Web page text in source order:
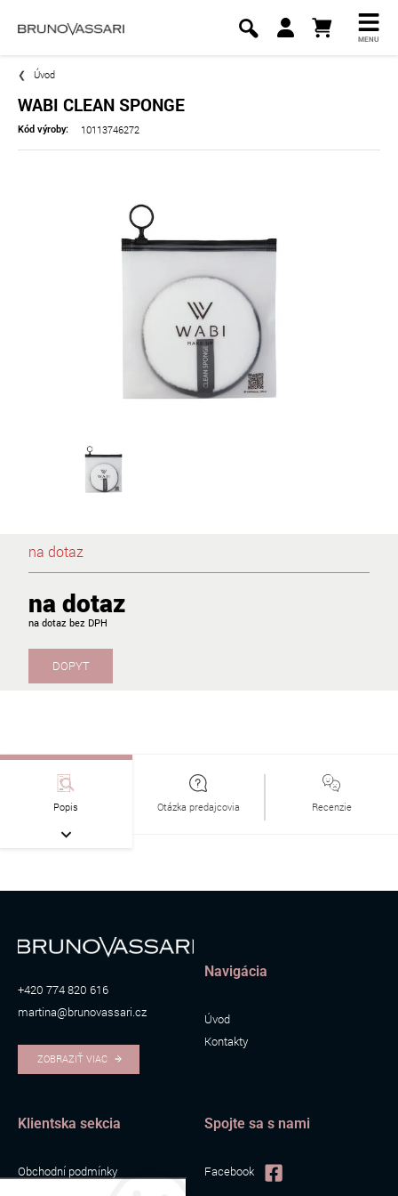
MENU
Úvod
WABI CLEAN SPONGE
Kód výroby: 10113746272
na dotaz
na dotaz
na dotaz
DOPYT
Popis Otázka predajcovia Recenzie
+420 774 820 616
martina@brunovassari.cz
ZOBRAZIŤ VIAC
Navigácia
Úvod
Kontakty
Klientska sekcia
Obchodní podmínky
Spojte sa s nami
Facebook